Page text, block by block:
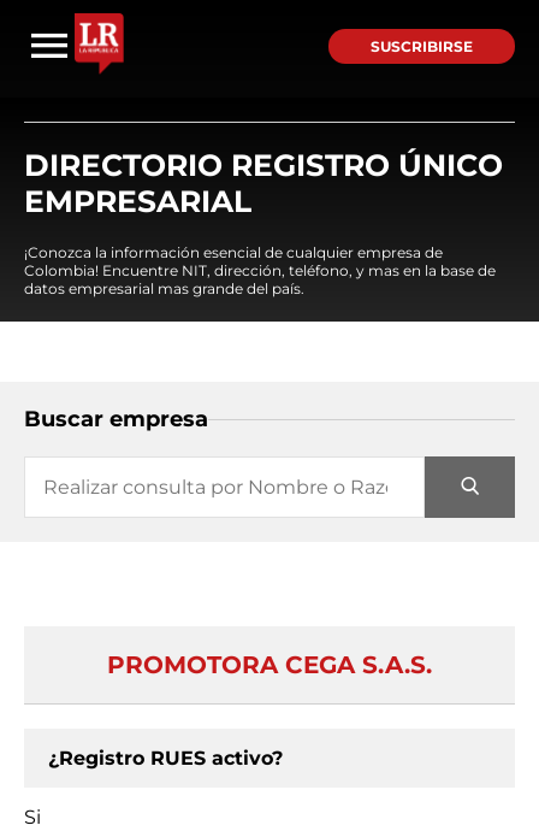
SUSCRIBIRSE
DIRECTORIO REGISTRO ÚNICO
EMPRESARIAL
¡Conozca la información esencial de cualquier empresa de
Colombia! Encuentre NIT, dirección, teléfono, y mas en la base de
datos empresarial mas grande del país.
Buscar empresa
PROMOTORA CEGA S.A.S.
¿Registro RUES activo?
Si